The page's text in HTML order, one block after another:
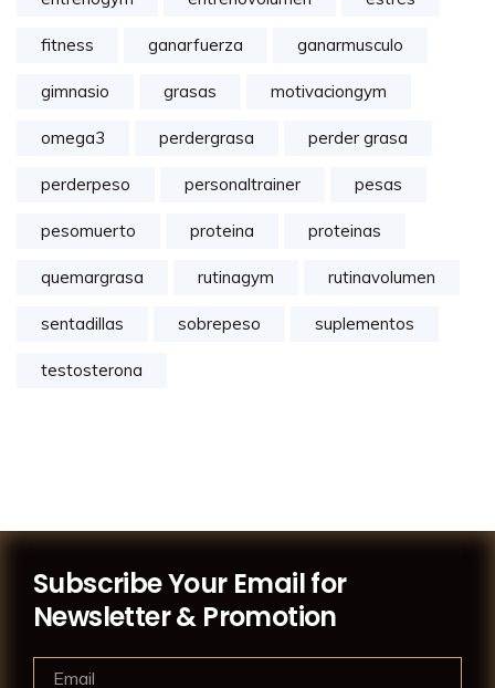
fitness ganarfuerza ganarmusculo
gimnasio grasas motivaciongym
omega3 perdergrasa perder grasa
perderpeso personaltrainer pesas
pesomuerto proteina proteinas
quemargrasa rutinagym rutinavolumen
sentadillas sobrepeso suplementos
testosterona
Subscribe Your Email for
Newsletter & Promotion